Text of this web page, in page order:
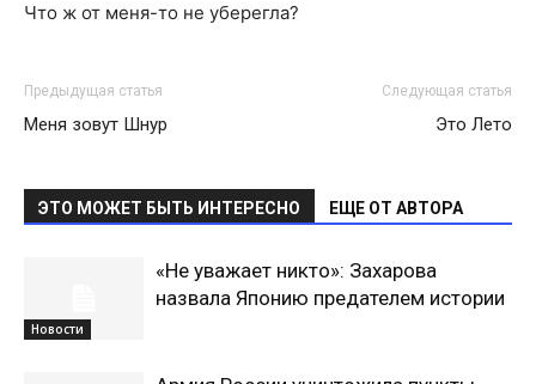
Что ж от меня-то не уберегла?
Предыдущая статья
Меня зовут Шнур
Следующая статья
Это Лето
ЭТО МОЖЕТ БЫТЬ ИНТЕРЕСНО ЕЩЕ ОТ АВТОРА
Новости
«Не уважает никто»: Захарова
назвала Японию предателем истории